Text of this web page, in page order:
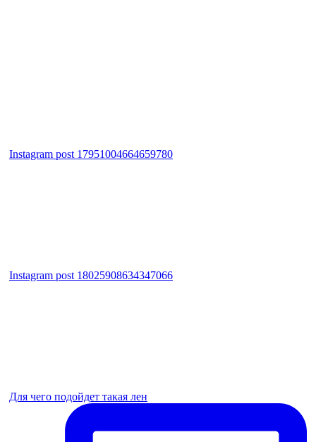
Instagram post 17951004664659780
Instagram post 18025908634347066
Для чего подойдет такая лен